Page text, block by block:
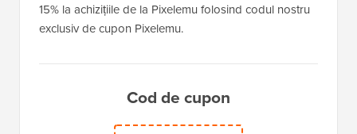
15% la achizițiile de la Pixelemu folosind codul nostru
exclusiv de cupon Pixelemu.
Cod de cupon